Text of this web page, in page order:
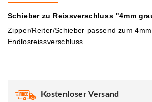
Schieber zu Reissverschluss "4mm
Zipper/Reiter/Schieber passend zum
Endlosreissverschluss.
Kostenloser Versand